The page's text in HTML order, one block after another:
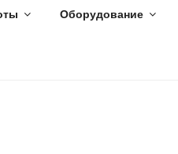
Оборудование